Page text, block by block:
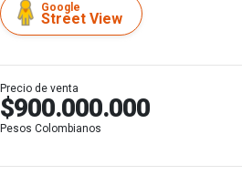
Google
Street View
Precio de venta
$900.000.000
Pesos Colombianos